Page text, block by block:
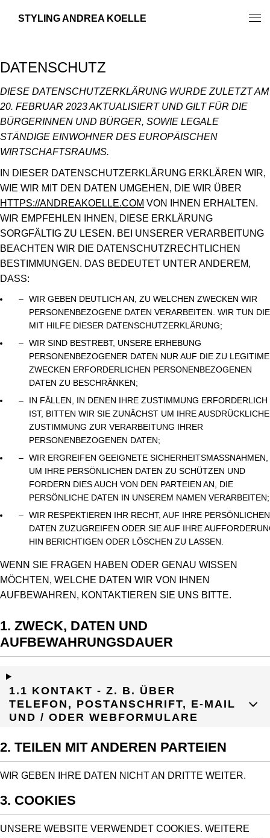
STYLING ANDREA KOELLE
DATENSCHUTZ
DIESE DATENSCHUTZERKLÄRUNG WURDE ZULETZT AM
20. FEBRUAR 2023 AKTUALISIERT UND GILT FÜR DIE
BÜRGERINNEN UND BÜRGER, SOWIE LEGALE
STÄNDIGE EINWOHNER DES EUROPÄISCHEN
WIRTSCHAFTSRAUMS.
IN DIESER DATENSCHUTZERKLÄRUNG ERKLÄREN WIR,
WIE WIR MIT DEN DATEN UMGEHEN, DIE WIR ÜBER
HTTPS://ANDREAKOELLE.COM VON IHNEN ERHALTEN.
WIR EMPFEHLEN IHNEN, DIESE ERKLÄRUNG
SORGFÄLTIG ZU LESEN. BEI UNSERER VERARBEITUNG
BEACHTEN WIR DIE DATENSCHUTZRECHTLICHEN
BESTIMMUNGEN. DAS BEDEUTET UNTER ANDEREM,
DASS:
WIR GEBEN DEUTLICH AN, ZU WELCHEN ZWECKEN WIR
PERSONENBEZOGENE DATEN VERARBEITEN. WIR TUN
MIT HILFE DIESER DATENSCHUTZERKLÄRUNG;
WIR SIND BESTREBT, UNSERE ERHEBUNG
PERSONENBEZOGENER DATEN NUR AUF DIE ZU
ZWECKEN ERFORDERLICHEN PERSONENBEZOGENEN
DATEN ZU BESCHRÄNKEN;
IN FÄLLEN, IN DENEN IHRE ZUSTIMMUNG ERFORDERLICH
IST, BITTEN WIR SIE ZUNÄCHST UM IHRE AUSDRÜCKLICHE
ZUSTIMMUNG ZUR VERARBEITUNG IHRER
PERSONENBEZOGENEN DATEN;
WIR ERGREIFEN GEEIGNETE SICHERHEITSMASSNAHMEN, U
M IHRE PERSÖNLICHEN DATEN ZU SCHÜTZEN UND F
ORDERN DIES AUCH VON DEN PARTEIEN AN, DIE P
ERSÖNLICHE DATEN IN UNSEREM NAMEN VERARBEITEN;
WIR RESPEKTIEREN IHR RECHT, AUF IHRE PERSÖNLICHEN
DATEN ZUZUGREIFEN ODER SIE AUF IHRE
HIN BERICHTIGEN ODER LÖSCHEN ZU LASSEN.
WENN SIE FRAGEN HABEN ODER GENAU WISSEN
MÖCHTEN, WELCHE DATEN WIR VON IHNEN
AUFBEWAHREN, KONTAKTIEREN SIE UNS BITTE.
1. ZWECK, DATEN UND
AUFBEWAHRUNGSDAUER
1.1 KONTAKT - Z. B. ÜBER
TELEFON, POSTANSCHRIFT, E-MAIL
UND / ODER WEBFORMULARE
2. TEILEN MIT ANDEREN PARTEIEN
WIR GEBEN IHRE DATEN NICHT AN DRITTE WEITER.
3. COOKIES
UNSERE WEBSITE VERWENDET COOKIES. WEITERE